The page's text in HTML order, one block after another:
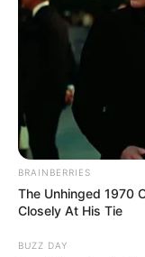
BRAINBERRIES
The Unhinged 1970
Closely At His Tie
BUZZ DAY